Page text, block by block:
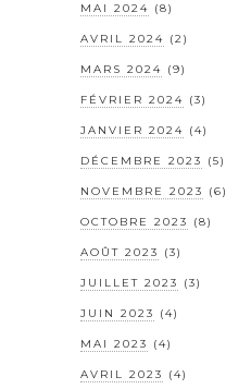
MAI 2024 (8)
AVRIL 2024 (2)
MARS 2024 (9)
FÉVRIER 2024 (3)
JANVIER 2024 (4)
DÉCEMBRE 2023 (5)
NOVEMBRE 2023 (6)
OCTOBRE 2023 (8)
AOÛT 2023 (3)
JUILLET 2023 (3)
JUIN 2023 (4)
MAI 2023 (4)
AVRIL 2023 (4)